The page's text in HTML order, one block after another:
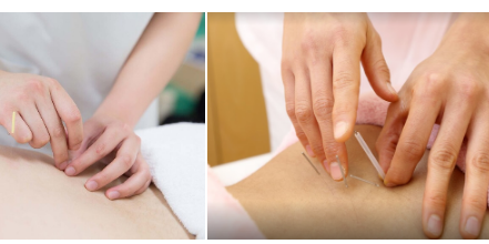
駅近 往療あり
個室完備